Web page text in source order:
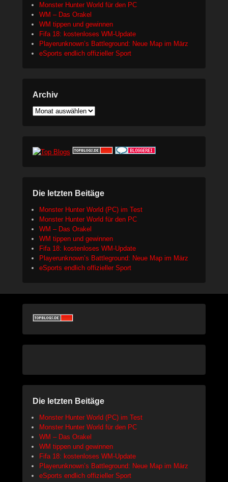
Monster Hunter World für den PC
WM – Das Orakel
WM tippen und gewinnen
Fifa 18: kostenloses WM-Update
Playerunknown’s Battleground: Neue Map im März
eSports endlich offizieller Sport
Archiv
Archiv
Die letzten Beitäge
Monster Hunter World (PC) im Test
Monster Hunter World für den PC
WM – Das Orakel
WM tippen und gewinnen
Fifa 18: kostenloses WM-Update
Playerunknown’s Battleground: Neue Map im März
eSports endlich offizieller Sport
Die letzten Beitäge
Monster Hunter World (PC) im Test
Monster Hunter World für den PC
WM – Das Orakel
WM tippen und gewinnen
Fifa 18: kostenloses WM-Update
Playerunknown’s Battleground: Neue Map im März
eSports endlich offizieller Sport